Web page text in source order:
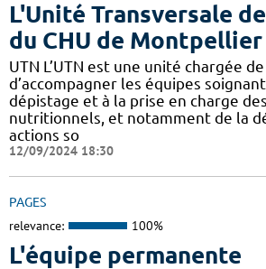
L'Unité Transversale
du CHU de Montpellier
UTN L’UTN est une unité chargée
d’accompagner les équipes
dépistage et à la prise en charge
nutritionnels, et notamment de la
actions so
12/09/2024 18:30
PAGES
relevance: 100%
L'équipe permanente